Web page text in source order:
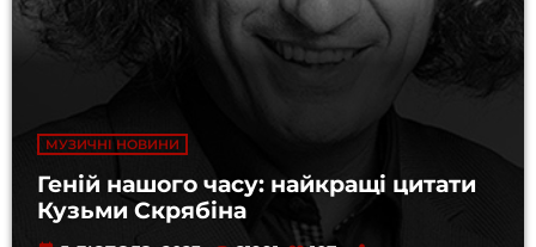
МУЗИЧНІ НОВИНИ
Геній нашого часу: найкращі цитати
Кузьми Скрябіна